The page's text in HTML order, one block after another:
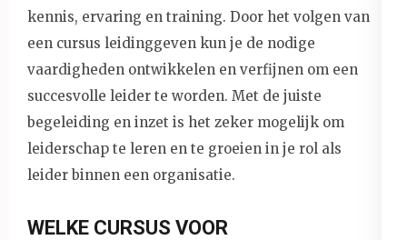
kennis, ervaring en training. Door het volgen van
een cursus leidinggeven kun je de nodige
vaardigheden ontwikkelen en verfijnen om een
succesvolle leider te worden. Met de juiste
begeleiding en inzet is het zeker mogelijk om
leiderschap te leren en te groeien in je rol als
leider binnen een organisatie.
WELKE CURSUS VOOR